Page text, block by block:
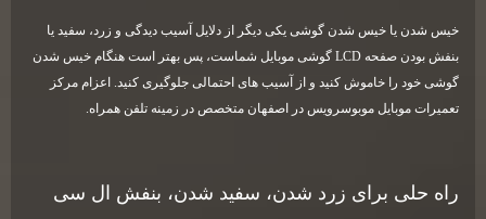
خیس شدن یا خیس شدن گوشی یکی دیگر از دلایل آسیب دیدگی و زرد، سفید یا
بنفش بودن صفحهLCDگوشی موبایل شماست، پس بهتر است هنگام خیس شدن
گوشی خود را خاموش کنید و از آسیب های احتمالی جلوگیری کنید. اعزام مرکز
تعمیرات موبایل موبوسرویس در اصفهان متخصص در زمینه تلفن همراه .
راه حلی برای زرد شدن، سفید شدن، بنفش ال سی